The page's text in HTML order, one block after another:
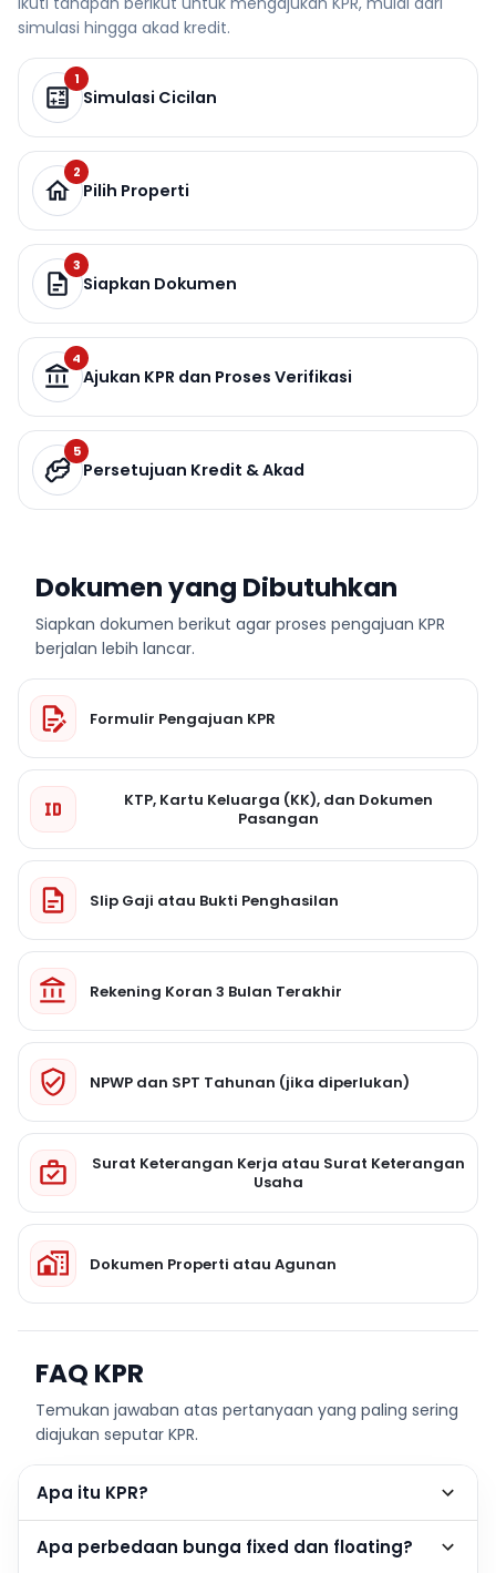
simulasi hingga akad kredit.
1
Simulasi Cicilan
2
Pilih Properti
3
Siapkan Dokumen
4
Ajukan KPR dan Proses Verifikasi
5
Persetujuan Kredit & Akad
Dokumen yang Dibutuhkan
Siapkan dokumen berikut agar proses pengajuan KPR
berjalan lebih lancar.
Formulir Pengajuan KPR
KTP, Kartu Keluarga (KK), dan Dokumen
Pasangan
Slip Gaji atau Bukti Penghasilan
Rekening Koran 3 Bulan Terakhir
NPWP dan SPT Tahunan (jika diperlukan)
Surat Keterangan Kerja atau Surat Keterangan
Usaha
Dokumen Properti atau Agunan
FAQ KPR
Temukan jawaban atas pertanyaan yang paling sering
diajukan seputar KPR.
Apa itu KPR?
Apa perbedaan bunga fixed dan floating?